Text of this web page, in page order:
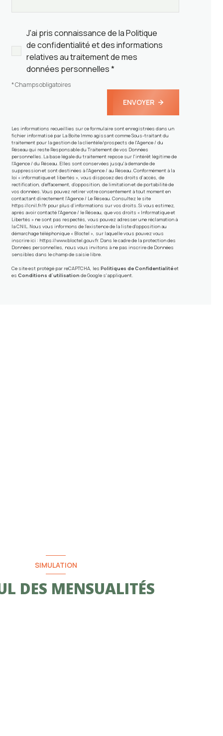
J'ai pris connaissance de la Politique
de confidentialité et des informations
relatives au traitement de mes
données personnelles *
* Champs obligatoires
ENVOYER
Les informations recueillies sur ce formulaire sont enregistrées dans un
fichier informatisé par La Boite Immo agissant comme Sous-traitant du
traitement pour la gestion de la clientèle/prospects de l'Agence / du
Réseau qui reste Responsable du Traitement de vos Données
personnelles. La base légale du traitement repose sur l'intérêt légitime de
l'Agence / du Réseau. Elles sont conservées jusqu'à demande de
suppression et sont destinées à l'Agence / au Réseau. Conformément à la
loi « informatique et libertés », vous disposez des droits d’accès, de
rectification, d’effacement, d’opposition, de limitation et de portabilité de
vos données. Vous pouvez retirer votre consentement à tout moment en
contactant directement l’Agence / Le Réseau. Consultez le site
https://cnil.fr/frpour plus d’informations sur vos droits. Si vous estimez,
après avoir contacté l'Agence / le Réseau, que vos droits « Informatique et
Libertés » ne sont pas respectés, vous pouvez adresser une réclamation à
la CNIL. Nous vous informons de l’existence de la liste d'opposition au
démarchage téléphonique « Bloctel », sur laquelle vous pouvez vous
inscrire ici : https://www.bloctel.gouv.fr. Dans le cadre de la protection des
Données personnelles, nous vous invitons à ne pas inscrire de Données
sensibles dans le champ de saisie libre.
Ce site est protégé par reCAPTCHA, les Politiques de Confidentialitéet
es Conditions d'utilisation de Google s'appliquent.
SIMULATION
DES MENSUALITÉS